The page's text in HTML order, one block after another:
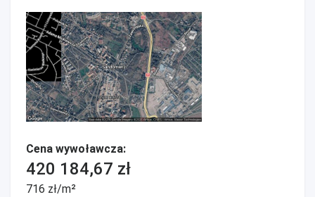
Cena wywoławcza:
420 184,67 zł
716 zł/m²